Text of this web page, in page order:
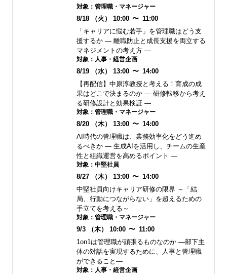
対象： 管理職・マネージャー
8/18 （火） 10:00 〜 11:00
「キャリアに悩む若手」を管理職はどう支
援するか ― 離職防止と成長支援を両立する
マネジメントの考え方 ―
対象： 人事・経営企画
8/19 （水） 13:00 〜 14:00
【再配信】中原淳教授と考える！育成の成
果はどこで決まるのか ― 研修転移から考え
る研修設計と効果検証 ―
対象： 管理職・マネージャー
8/20 （木） 13:00 〜 14:00
AI時代の管理職は、業務効率化をどう進め
るべきか ― 生成AIを活用し、チームの生産
性と組織運営を高めるポイント ―
対象： 中堅社員
8/27 （木） 13:00 〜 14:00
中堅社員向けキャリア研修の限界 ～「結
局、行動につながらない」を超えるための
手立てを考える～
対象： 管理職・マネージャー
9/3 （木） 10:00 〜 11:00
1on1は管理職が頑張るものなのか ―部下主
体の対話を実現するために、人事と管理職
ができること―
対象： 人事・経営企画